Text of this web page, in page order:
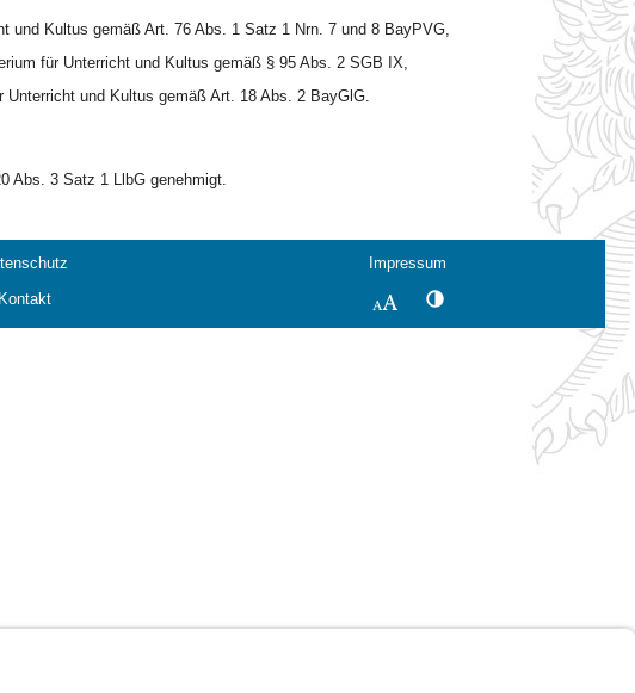
und Kultus gemäß Art. 76 Abs. 1 Satz 1 Nrn. 7 und 8 BayPVG,
für Unterricht und Kultus gemäß § 95 Abs. 2 SGB IX,
und Kultus gemäß Art. 18 Abs. 2 BayGlG.
Abs. 3 Satz 1 LlbG genehmigt.
Impressum
Kontakt SchriftgrößeKontrastwechsel